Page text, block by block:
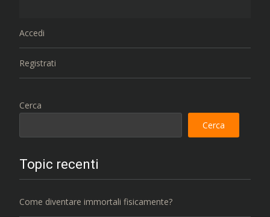
Accedi
Registrati
Cerca
Cerca
Topic recenti
Come diventare immortali fisicamente?